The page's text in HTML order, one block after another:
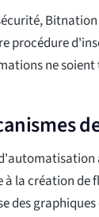
procédure
ne
la création de
des